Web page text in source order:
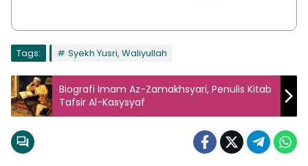
Tags: Syekh Yusri, Waliyullah
Biografi Imam Az-Zamakhsyari, Penulis Kitab
Tafsir Al-Kasysyaf